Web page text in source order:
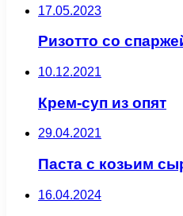
17.05.2023
Ризотто со
10.12.2021
Крем-суп из опят
29.04.2021
Паста с козьим
16.04.2024